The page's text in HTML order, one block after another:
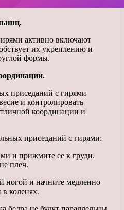
активно включают
их укреплению и
формы.
приседаний с гирями
и контролировать
координации и
приседаний с гирями:
и прижмите ее к груди.
плеч.
ногой и начните медленно
в коленях.